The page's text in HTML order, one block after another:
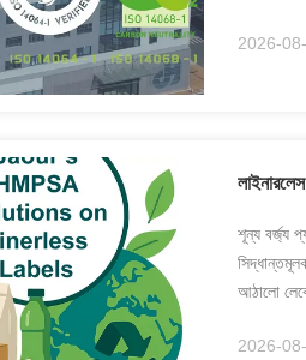
2026-
শূন্য বর্জ্য
আঠালো
2026-